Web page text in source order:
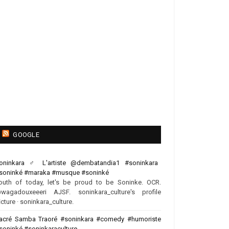
GOOGLE
‍♂️ L'artiste @dembatandia1 #soninkara
#maraka #musque #soninké
of today, let's be proud to be Soninke. OCR.
AJSF. soninkara_culture's profile
· soninkara_culture.
Samba Traoré #soninkara #comedy #humoriste